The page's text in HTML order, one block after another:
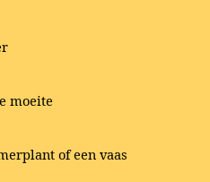
moeite
of een vaas